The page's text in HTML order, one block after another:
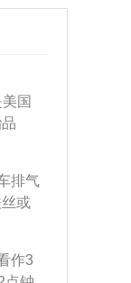
国
这
排气
或
果
措
的
作3